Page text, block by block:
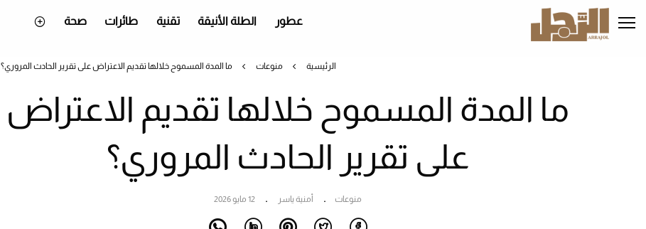
إلى
المحتوى
عطور الطلة الأنيقة تقنية طائرات صحة
الرئيسية منوعات ما المدة المسموح خلالها تقديم الاعتراض على تقرير الحادث المروري؟
ما المدة المسموح خلالها تقديم الاعتراض
على تقرير الحادث المروري؟
منوعات أمنية ياسر 12 مايو 2026